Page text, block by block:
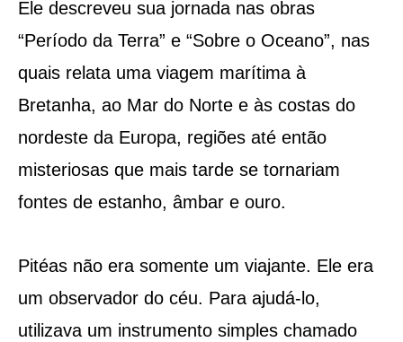
Ele descreveu sua jornada nas obras
“Período da Terra” e “Sobre o Oceano”, nas
quais relata uma viagem marítima à
Bretanha, ao Mar do Norte e às costas do
nordeste da Europa, regiões até então
misteriosas que mais tarde se tornariam
fontes de estanho, âmbar e ouro.
Pitéas não era somente um viajante. Ele era
um observador do céu. Para ajudá-lo,
utilizava um instrumento simples chamado